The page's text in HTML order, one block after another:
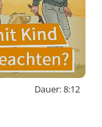
Dauer: 8:12